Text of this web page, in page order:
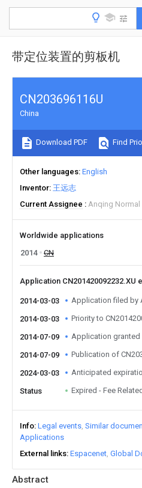
带定位装置的剪板机
Abstract
CN203696116U
China
Download PDF Find
Other languages English
Inventor 王远志
Current Assignee
Anqing Normal
Worldwide applications
2014
CN
Application CN201420092232.XU
2014-03-03 Application filed by
2014-03-03 Priority to
2014-07-09 Application granted
2014-07-09 Publication of
2024-03-03 Anticipated
Status Expired - Fee Related
Info Legal events Similar
Applications
External links Espacenet Global